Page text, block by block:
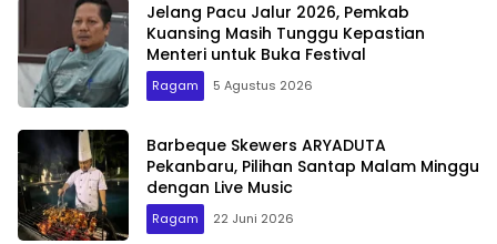
Jelang Pacu Jalur 2026, Pemkab
Kuansing Masih Tunggu Kepastian
Menteri untuk Buka Festival
Ragam 5 Agustus 2026
Barbeque Skewers ARYADUTA
Pekanbaru, Pilihan Santap Malam Minggu
dengan Live Music
Ragam 22 Juni 2026